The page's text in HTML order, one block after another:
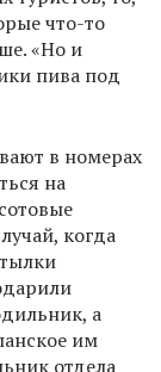
что-то
«Но и
пива под
в номерах
на
когда
а
им
отдела